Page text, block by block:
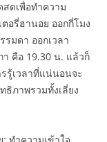
ดเพื่อทำความ
อรี่ฮานอย ออกกี่โมง
มดา ออกเวลา
คือ 19.30 น. แล้วก็
รู้เวลาที่แน่นอนจะ
ภาพรวมทั้งเลี่ยง